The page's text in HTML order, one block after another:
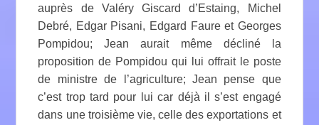
auprès de Valéry Giscard d’Estaing, Michel
Debré, Edgar Pisani, Edgard Faure et Georges
Pompidou; Jean aurait même décliné la
proposition de Pompidou qui lui offrait le poste
de ministre de l’agriculture; Jean pense que
c’est trop tard pour lui car déjà il s’est engagé
dans une troisième vie, celle des exportations et